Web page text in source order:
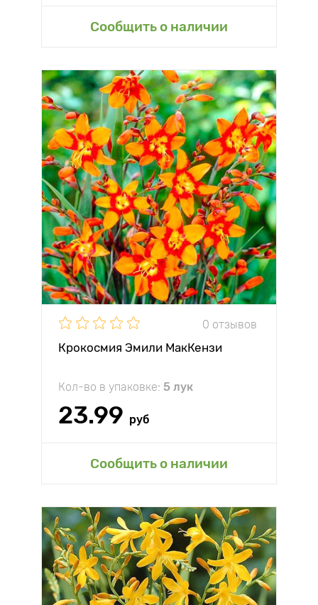
Сообщить о наличии
0 отзывов
Крокосмия Эмили МакКензи
Кол-во в упаковке: 5 лук
23.99 руб
Сообщить о наличии